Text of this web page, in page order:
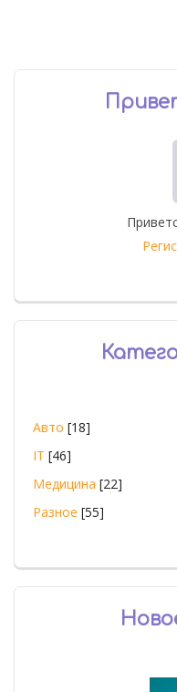
Авто [18]
IT [46]
Медицина [22]
Разное [55]